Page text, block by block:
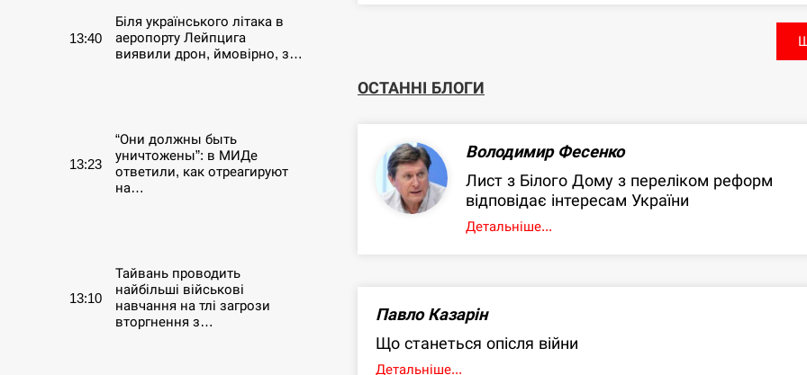
13:40
Біля українського літака в
аеропорту Лейпцига
виявили дрон, ймовірно, з…
13:23
“Они должны быть
уничтожены”: в МИДе
ответили, как отреагируют
на…
13:10
Тайвань проводить
найбільші військові
навчання на тлі загрози
вторгнення з…
ОСТАННІ БЛОГИ
Володимир Фесенко
Лист з Білого Дому з переліком реформ
відповідає інтересам України
Детальніше...
Павло Казарін
Що станеться опісля війни
Детальніше...